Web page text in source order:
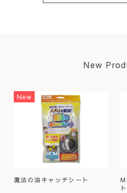
New
New
魔法の油キャッチシート
ト